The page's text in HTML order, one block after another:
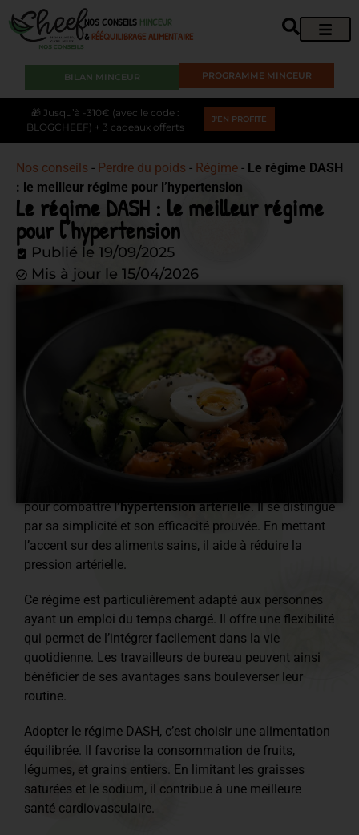
NOS CONSEILS MINCEUR
&RÉÉQUILIBRAGE ALIMENTAIRE
PROGRAMME MINCEUR
BILAN MINCEUR
🎁 Jusqu’à -310€ (avec le code :
BLOGCHEEF) + 3 cadeaux offerts
J'EN PROFITE
Nos conseils - Perdre du poids - Régime - Le régime DASH
: le meilleur régime pour l’hypertension
Le régime DASH : le meilleur régime
pour l’hypertension
Publié le 19/09/2025
Mis à jour le 15/04/2026
pour combattrel’hypertension artérielle. Il se distingue
par sa simplicité et son efficacité prouvée. En mettant
l’accent sur des aliments sains, il aide à réduire la
pression artérielle.
Ce régime est particulièrement adapté aux personnes
ayant un emploi du temps chargé. Il offre une flexibilité
qui permet de l’intégrer facilement dans la vie
quotidienne. Les travailleurs de bureau peuvent ainsi
bénéficier de ses avantages sans bouleverser leur
routine.
Adopter le régime DASH, c’est choisir une alimentation
équilibrée. Il favorise la consommation de fruits,
légumes, et grains entiers. En limitant les graisses
saturées et le sodium, il contribue à une meilleure
santé cardiovasculaire.